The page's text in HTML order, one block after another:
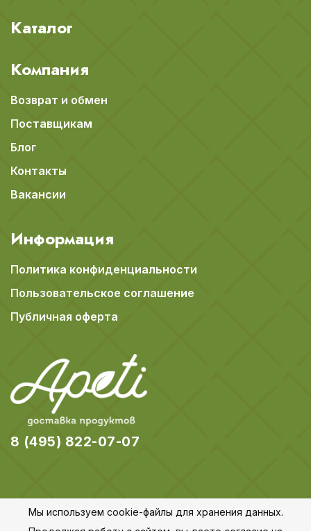
Каталог
Компания
Возврат и обмен
Поставщикам
Блог
Контакты
Вакансии
Информация
Политика конфиденциальности
Пользовательское соглашение
Публичная оферта
8 (495) 822-07-07
Мы используем cookie-файлы для хранения данных.